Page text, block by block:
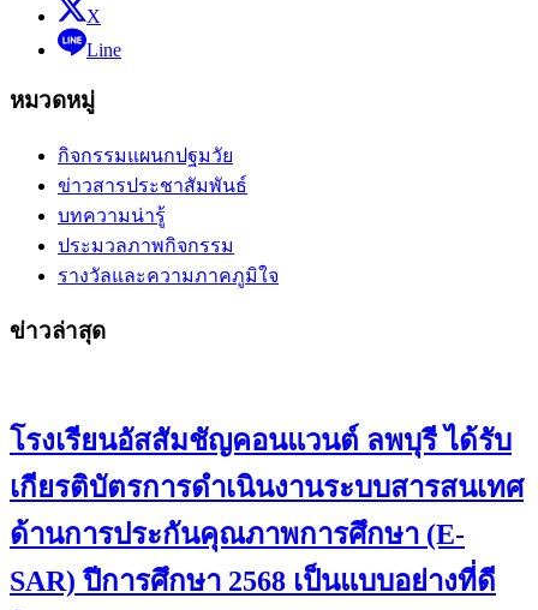
X
Line
หมวดหมู่
กิจกรรมแผนกปฐมวัย
ข่าวสารประชาสัมพันธ์
บทความน่ารู้
ประมวลภาพกิจกรรม
รางวัลและความภาคภูมิใจ
ข่าวล่าสุด
โรงเรียนอัสสัมชัญคอนแวนต์ ลพบุรี ได้รับ
เกียรติบัตรการดำเนินงานระบบสารสนเทศ
ด้านการประกันคุณภาพการศึกษา (E-
SAR) ปีการศึกษา 2568 เป็นแบบอย่างที่ดี